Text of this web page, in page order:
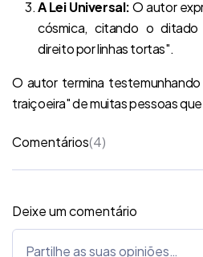
A Lei Universal:O autor
cósmica, citando o
direito por linhas tortas".
O autor termina
traiçoeira" de muitas pessoas
Comentários(4)
Deixe um comentário